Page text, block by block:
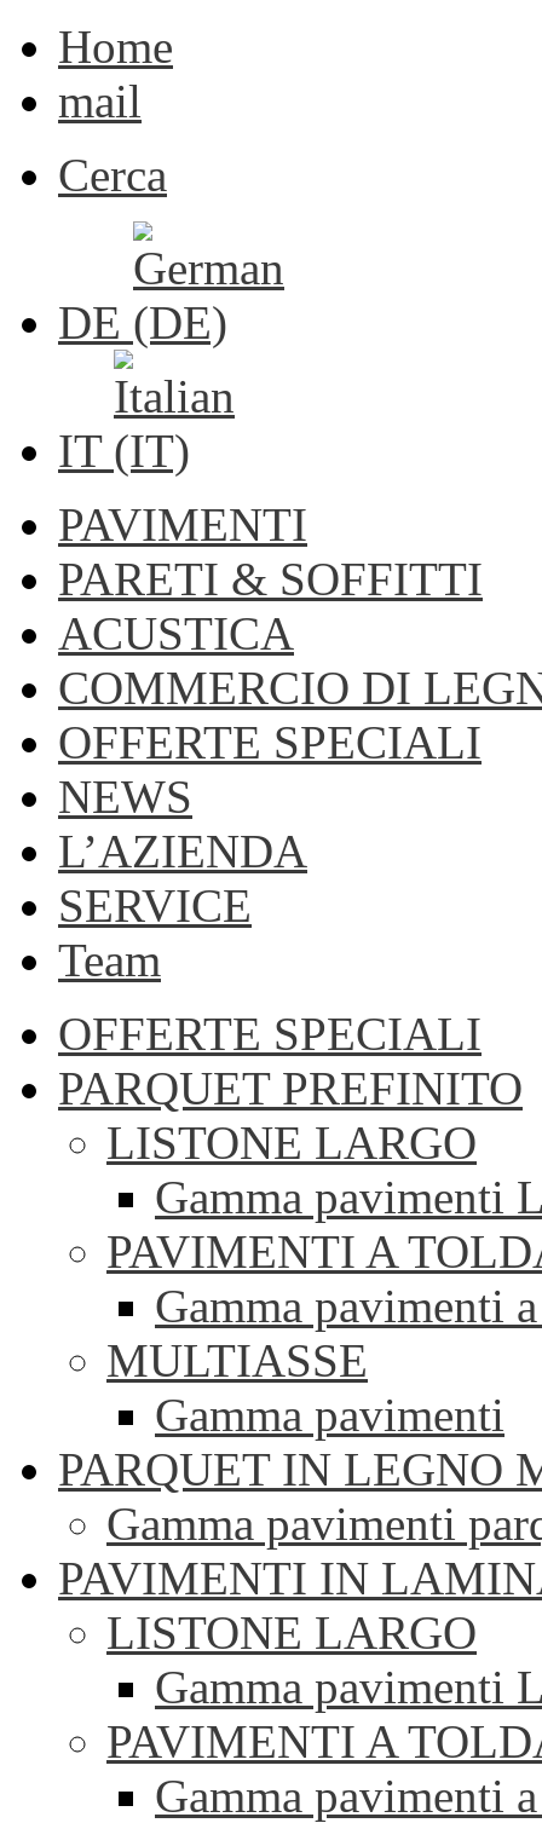
Home
mail
Cerca
DE
IT
PAVIMENTI
PARETI & SOFFITTI
ACUSTICA
COMMERCIO DI
OFFERTE SPECIALI
NEWS
L’AZIENDA
SERVICE
Team
OFFERTE SPECIALI
PARQUET PREFINITO
LISTONE LARGO
Gamma pavimenti
PAVIMENTI A
Gamma pavimenti
MULTIASSE
Gamma pavimenti
PARQUET IN LEGNO
Gamma pavimenti
PAVIMENTI IN
LISTONE LARGO
Gamma pavimenti
PAVIMENTI A
Gamma pavimenti